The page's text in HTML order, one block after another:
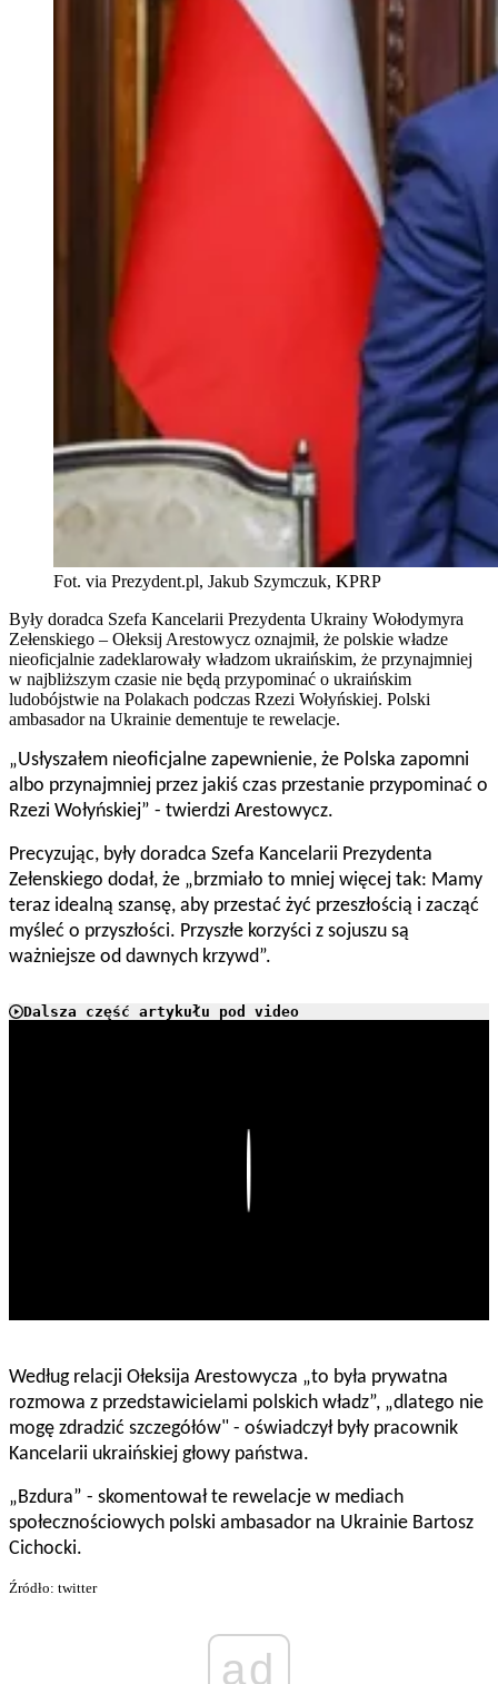
Fot. via Prezydent.pl, Jakub Szymczuk, KPRP
Były doradca Szefa Kancelarii Prezydenta Ukrainy Wołodymyra
Zełenskiego – Ołeksij Arestowycz oznajmił, że polskie władze
nieoficjalnie zadeklarowały władzom ukraińskim, że przynajmniej
w najbliższym czasie nie będą przypominać o ukraińskim
ludobójstwie na Polakach podczas Rzezi Wołyńskiej. Polski
ambasador na Ukrainie dementuje te rewelacje.
„Usłyszałem nieoficjalne zapewnienie, że Polska zapomni
albo przynajmniej przez jakiś czas przestanie przypominać o
Rzezi Wołyńskiej” - twierdzi Arestowycz.
Precyzując, były doradca Szefa Kancelarii Prezydenta
Zełenskiego dodał, że „brzmiało to mniej więcej tak: Mamy
teraz idealną szansę, aby przestać żyć przeszłością i zacząć
myśleć o przyszłości. Przyszłe korzyści z sojuszu są
ważniejsze od dawnych krzywd”.
Dalsza część artykułu pod video
Według relacji Ołeksija Arestowycza „to była prywatna
rozmowa z przedstawicielami polskich władz”, „dlatego nie
mogę zdradzić szczegółów" - oświadczył były pracownik
Kancelarii ukraińskiej głowy państwa.
„Bzdura” - skomentował te rewelacje w mediach
społecznościowych polski ambasador na Ukrainie Bartosz
Cichocki.
Źródło: twitter
ad